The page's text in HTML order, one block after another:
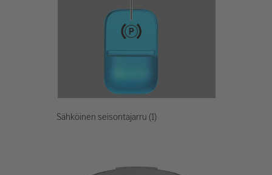
Sähköinen seisontajarru (1)